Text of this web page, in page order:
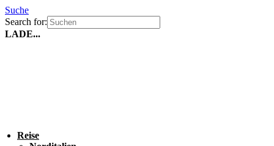
Suche
Search for:
LADE...
Reise